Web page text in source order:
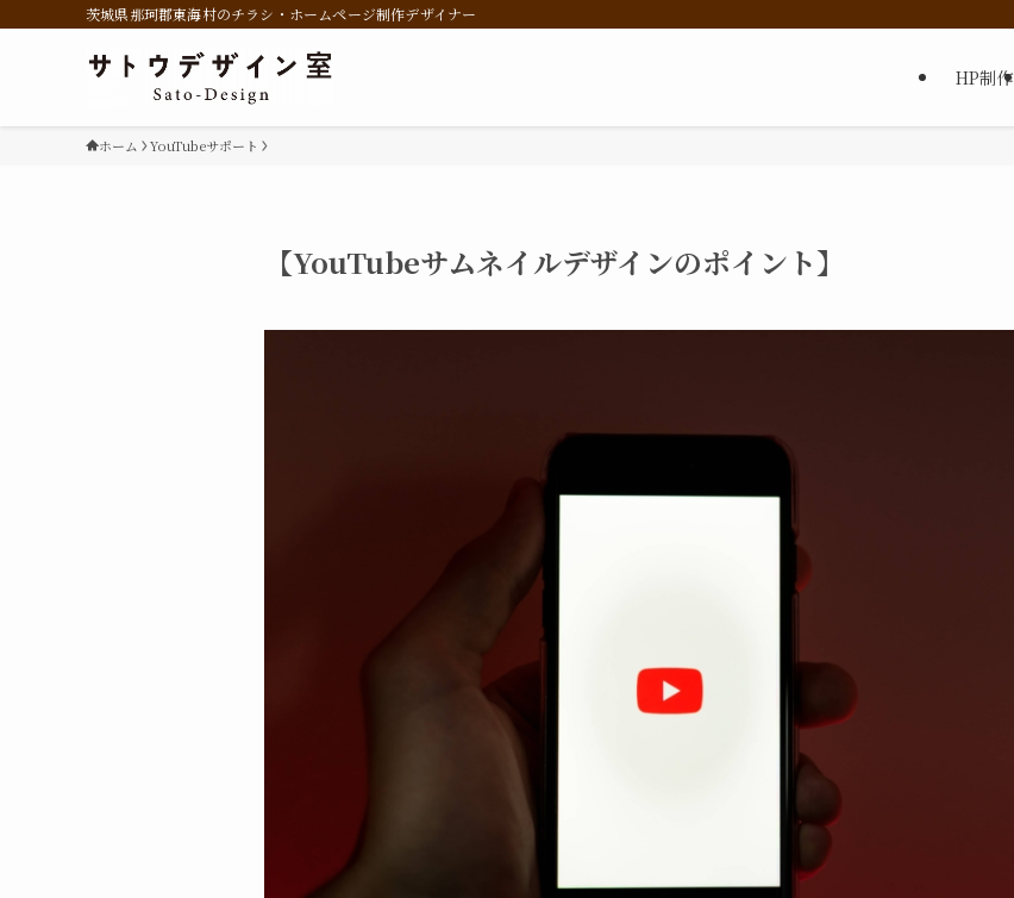
茨城県那珂郡東海村のチラシ・ホームページ制作デザイナー
HP制作
ホーム YouTubeサポート
【YouTubeサムネイルデザインのポイント】